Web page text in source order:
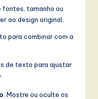
fontes, tamanho ou
ao design original.
para combinar com a
de texto para ajustar
: Mostre ou oculte os